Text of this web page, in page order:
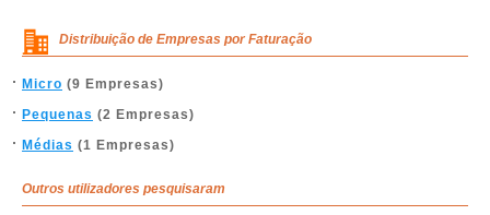
Distribuição de Empresas por Faturação
Micro (9 Empresas)
Pequenas (2 Empresas)
Médias (1 Empresas)
Outros utilizadores pesquisaram